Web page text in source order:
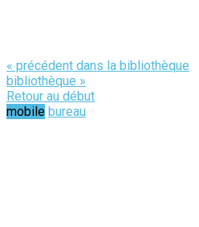
« précédent dans la bibliothèque
bibliothèque »
Retour au début
mobile bureau